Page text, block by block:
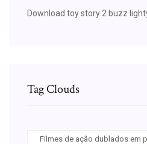
Download toy story 2 buzz
Tag Clouds
Filmes de ação dublados em